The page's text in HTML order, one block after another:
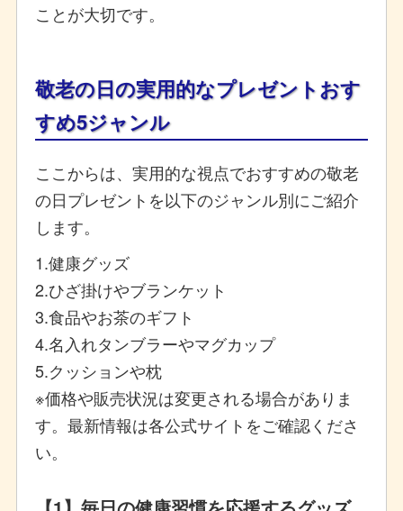
ことが大切です。
敬老の日の実用的なプレゼントおす
すめ5ジャンル
ここからは、実用的な視点でおすすめの敬老
の日プレゼントを以下のジャンル別にご紹介
します。
1.健康グッズ
2.ひざ掛けやブランケット
3.食品やお茶のギフト
4.名入れタンブラーやマグカップ
5.クッションや枕
※価格や販売状況は変更される場合がありま
す。最新情報は各公式サイトをご確認くださ
い。